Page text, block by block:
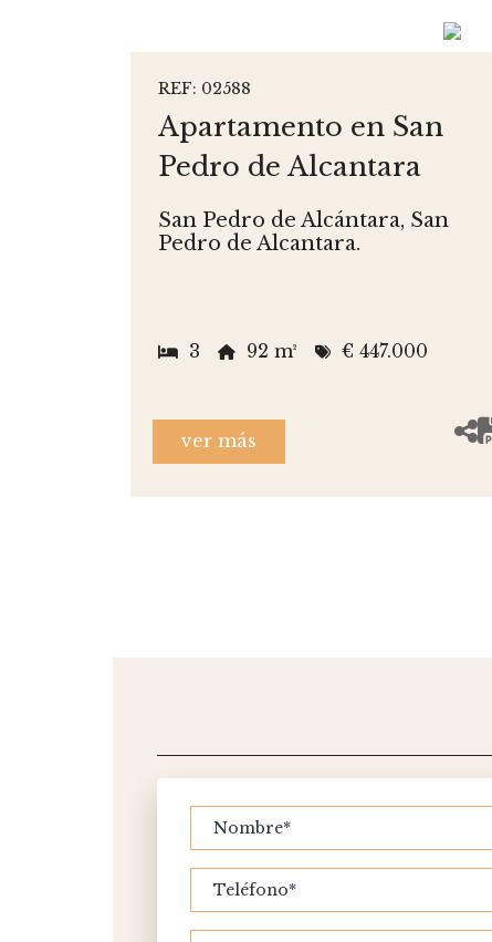
REF: 02588
Apartamento en San
Pedro de Alcantara
San Pedro de Alcántara, San
Pedro de Alcantara.
3 92 m² € 447.000
ver más